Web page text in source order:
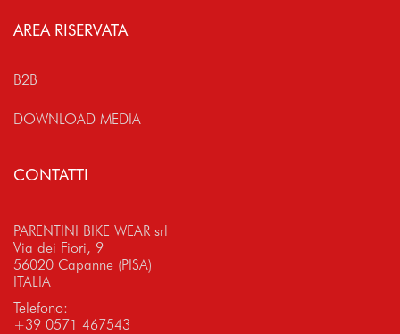
AREA RISERVATA
B2B
DOWNLOAD MEDIA
CONTATTI
PARENTINI BIKE WEAR srl
Via dei Fiori, 9
56020 Capanne (PISA)
ITALIA
Telefono:
+39 0571 467543